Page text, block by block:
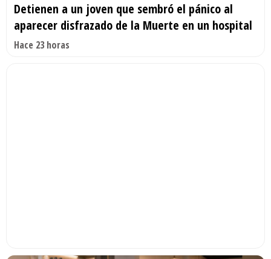
Detienen a un joven que sembró el pánico al
aparecer disfrazado de la Muerte en un hospital
Hace 23 horas